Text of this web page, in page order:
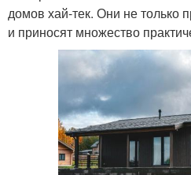
домов хай-тек. Они не только
и приносят множество